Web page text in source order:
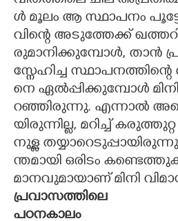
ൾ​ ​മൂ​ലം​ ​ആ​ ​സ്ഥാ​പ​നം​
വി​ന്റെ​ ​അ​ടു​ത്തേ​ക്ക്
രു​മാ​നി​ക്കു​മ്പോ​ൾ,​ ​താ​ൻ​
സ്നേ​ഹി​ച്ച​
നെ​ ​ഏ​ൽ​പ്പി​ക്കു​മ്പോ​ൾ​
റ​ഞ്ഞി​രു​ന്നു.​ ​എ​ന്നാ​ൽ​
യി​രു​ന്നി​ല്ല,​ ​മ​റി​ച്ച്
നു​ള്ള​
ന്ത​മാ​യി​ ​ഒ​രി​ടം​
മാ​ന​വു​മാ​യാ​ണ് ​മി​നി​
​പ്ര​വാ​സ​ത്തി​ലെ​ ​
പ​ഠ​ന​കാ​ലം​​